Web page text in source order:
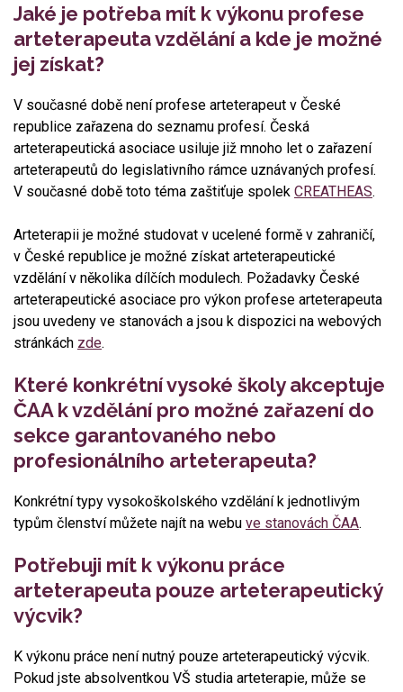
Jaké je potřeba mít k výkonu profese
arteterapeuta vzdělání a kde je možné
jej získat?
V současné době není profese arteterapeut v České
republice zařazena do seznamu profesí. Česká
arteterapeutická asociace usiluje již mnoho let o zařazení
arteterapeutů do legislativního rámce uznávaných profesí.
V současné době toto téma zaštiťuje spolek CREATHEAS.
Arteterapii je možné studovat v ucelené formě v zahraničí,
v České republice je možné získat arteterapeutické
vzdělání v několika dílčích modulech. Požadavky České
arteterapeutické asociace pro výkon profese arteterapeuta
jsou uvedeny ve stanovách a jsou k dispozici na webových
stránkách zde.
Které konkrétní vysoké školy akceptuje
ČAA k vzdělání pro možné zařazení do
sekce garantovaného nebo
profesionálního arteterapeuta?
Konkrétní typy vysokoškolského vzdělání k jednotlivým
typům členství můžete najít na webu ve stanovách ČAA.
Potřebuji mít k výkonu práce
arteterapeuta pouze arteterapeutický
výcvik?
K výkonu práce není nutný pouze arteterapeutický výcvik.
Pokud jste absolventkou VŠ studia arteterapie, může se